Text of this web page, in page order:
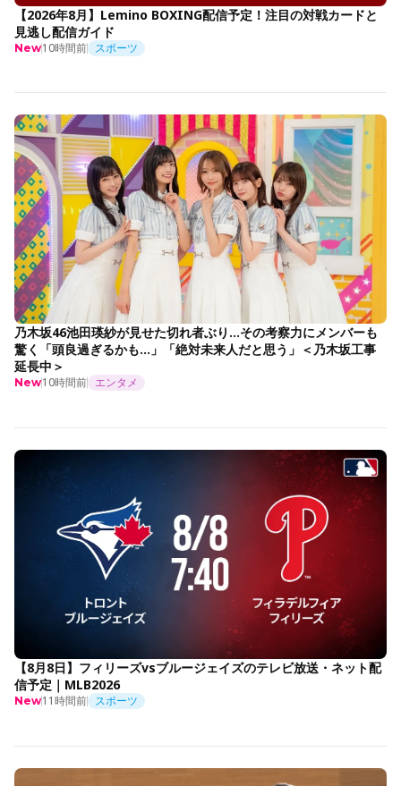
【2026年8月】Lemino BOXING配信予定！注目の対戦カードと
見逃し配信ガイド
New10時間前 スポーツ
乃木坂46池田瑛紗が見せた切れ者ぶり…その考察力にメンバーも
驚く「頭良過ぎるかも…」「絶対未来人だと思う」＜乃木坂工事
延長中＞
New10時間前 エンタメ
【8月8日】フィリーズvsブルージェイズのテレビ放送・ネット配
信予定｜MLB2026
New11時間前 スポーツ